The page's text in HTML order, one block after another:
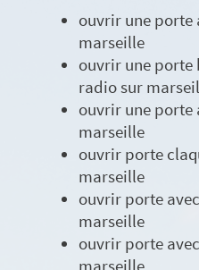
ouvrir une porte
marseille
ouvrir une porte
radio sur
ouvrir une porte
marseille
ouvrir porte
marseille
ouvrir porte
marseille
ouvrir porte
marseille